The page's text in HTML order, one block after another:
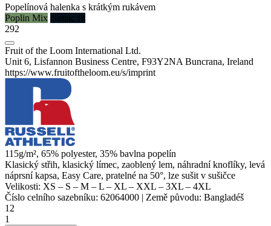
Popelínová halenka s krátkým rukávem
Poplin Mix classic fit
292
Fruit of the Loom International Ltd.
Unit 6, Lisfannon Business Centre, F93Y2NA Buncrana, Ireland
https://www.fruitoftheloom.eu/s/imprint
115g/m², 65% polyester, 35% bavlna popelín
Klasický střih, klasický límec, zaoblený lem, náhradní knoflíky, levá
náprsní kapsa, Easy Care, pratelné na 50°, lze sušit v sušičce
Velikosti: XS – S – M – L – XL – XXL – 3XL – 4XL
Číslo celního sazebníku: 62064000 | Země původu: Bangladéš
12
1